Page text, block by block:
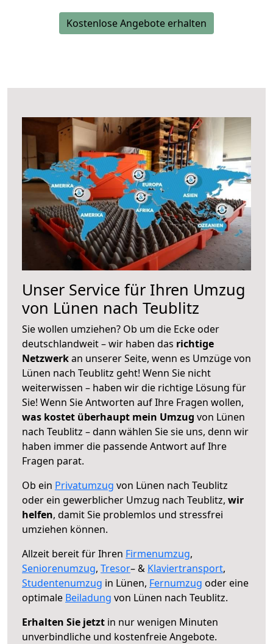
Kostenlose Angebote erhalten
Unser Service für Ihren Umzug
von Lünen nach Teublitz
Sie wollen umziehen? Ob um die Ecke oder
deutschlandweit – wir haben das richtige
Netzwerkan unserer Seite, wenn es Umzüge von
Lünen nach Teublitz geht! Wenn Sie nicht
weiterwissen – haben wir die richtige Lösung für
Sie! Wenn Sie Antworten auf Ihre Fragen wollen,
was kostet überhaupt mein Umzug von Lünen
nach Teublitz – dann wählen Sie sie uns, denn wir
haben immer die passende Antwort auf Ihre
Fragen parat.
Ob ein Privatumzug von Lünen nach Teublitz
oder ein gewerblicher Umzug nach Teublitz, wir
helfen, damit Sie problemlos und stressfrei
umziehen können.
Allzeit bereit für Ihren Firmenumzug,
Seniorenumzug, Tresor– & Klaviertransport,
Studentenumzug in Lünen, Fernumzug oder eine
optimale Beiladung von Lünen nach Teublitz.
Erhalten Sie jetzt in nur wenigen Minuten
unverbindliche und kostenfreie Angebote.